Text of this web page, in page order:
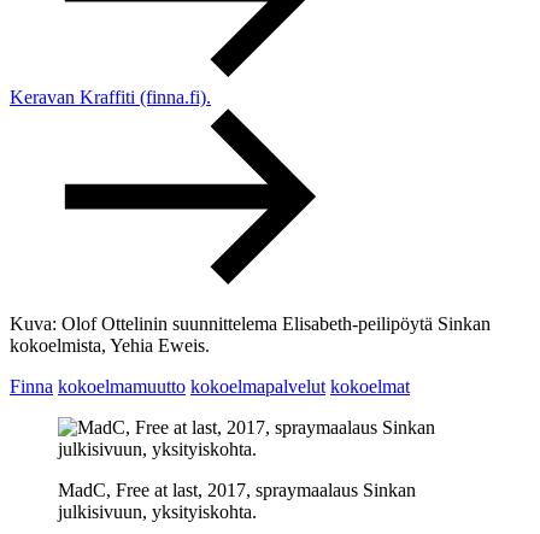
Keravan Kraffiti (finna.fi).
Kuva: Olof Ottelinin suunnittelema Elisabeth-peilipöytä Sinkan
kokoelmista, Yehia Eweis.
Finna kokoelmamuutto kokoelmapalvelut kokoelmat
MadC, Free at last, 2017, spraymaalaus Sinkan
julkisivuun, yksityiskohta.